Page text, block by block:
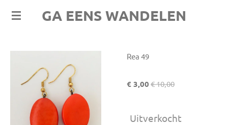
Ga
de
hoofdinhoud
GA EENS WANDELEN
Rea 49
€ 3,00 € 10,00
Uitverkocht